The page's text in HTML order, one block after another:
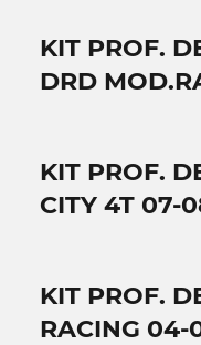
KIT PROF.
DRD
KIT PROF.
CITY 4T 07-
KIT PROF.
RACING 04-